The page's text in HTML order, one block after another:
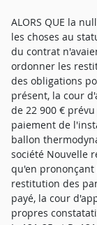
ALORS QUE la
les choses au
du contrat
ordonner les
des obligations
présent, la cour
de 22 900 €
paiement de
ballon
société Nouvelle
qu'en
restitution des
payé, la cour
propres